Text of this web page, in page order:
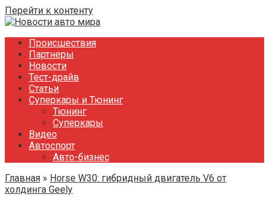
Перейти к контенту
Происшествия
Партнеры
Новости
Тест-драйв
Статьи
Суперкары и Тюнинг
Тюнинг
Суперкары
Видео
Автоспорт
Авто-бизнес
Главная » Horse W30: гибридный двигатель V6 от
холдинга Geely